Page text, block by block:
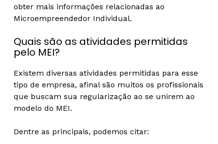
obter mais informações relacionadas ao
Microempreendedor Individual.
Quais são as atividades permitidas
pelo MEI?
Existem diversas atividades permitidas para esse
tipo de empresa, afinal são muitos os profissionais
que buscam sua regularização ao se unirem ao
modelo do MEI.
Dentre as principais, podemos citar: